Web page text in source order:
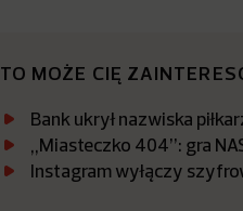
TO MOŻE CIĘ
Bank ukrył nazwiska
„Miasteczko 404”: gra
Instagram wyłączy